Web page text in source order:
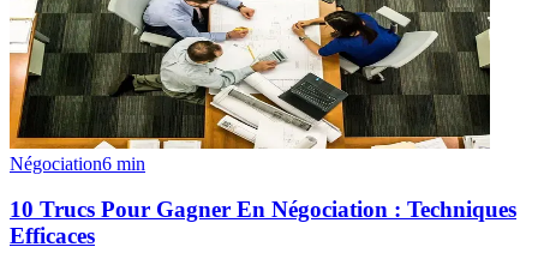
Négociation6 min
10 Trucs Pour Gagner En Négociation : Techniques
Efficaces